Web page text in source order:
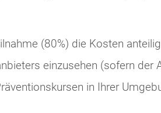
(80%) die Kosten
einzusehen (sofern der
in Ihrer